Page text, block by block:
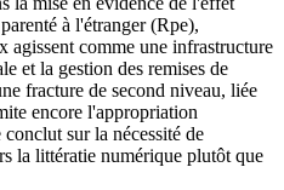
à l'étranger (Rpe),
agissent comme une infrastructure
et la gestion des remises de
fracture de second niveau, liée
encore l'appropriation
sur la nécessité de
la littératie numérique plutôt que